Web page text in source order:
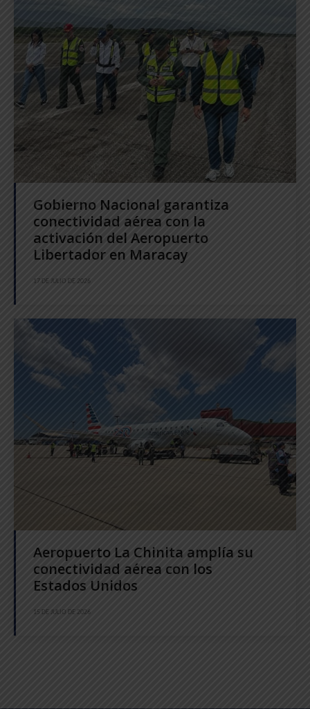
Gobierno Nacional garantiza
conectividad aérea con la
activación del Aeropuerto
Libertador en Maracay
17 DE JULIO DE 2026
Aeropuerto La Chinita amplía su
conectividad aérea con los
Estados Unidos
15 DE JULIO DE 2026